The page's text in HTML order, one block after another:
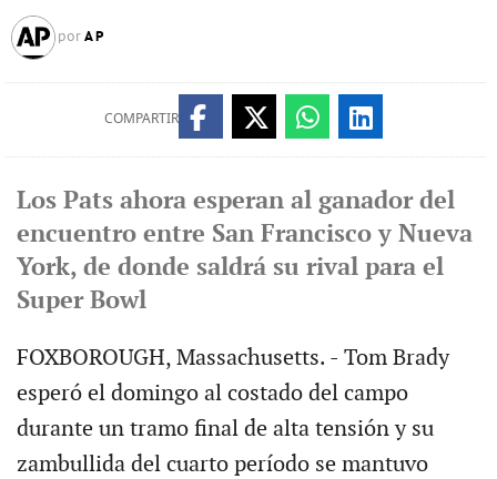
por AP
COMPARTIR
Los Pats ahora esperan al ganador del
encuentro entre San Francisco y Nueva
York, de donde saldrá su rival para el
Super Bowl
FOXBOROUGH, Massachusetts. - Tom Brady
esperó el domingo al costado del campo
durante un tramo final de alta tensión y su
zambullida del cuarto período se mantuvo